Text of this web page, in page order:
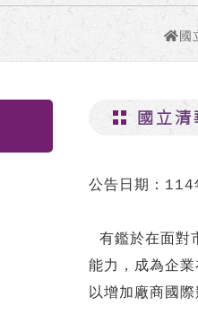
國
國立
公告日期：114
有鑑於在面對
能力，成為企
以增加廠商國